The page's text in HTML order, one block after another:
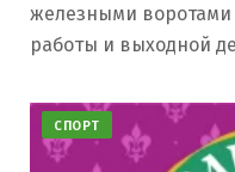
железными воротами
работы и выходной
СПОРТ